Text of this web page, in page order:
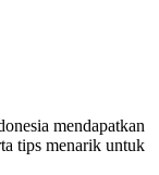
mendapatkan
tips menarik untuk